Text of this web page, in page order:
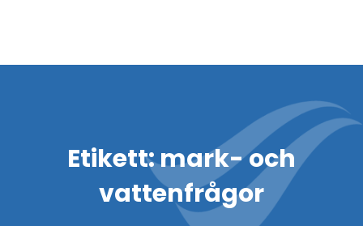
Etikett:mark- och
vattenfrågor